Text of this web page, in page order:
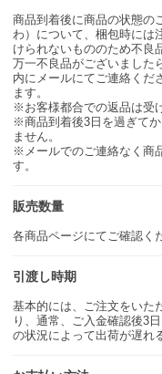
商品到着後に商品の状態の
わ）について、梱包時には
けられないもののため不良
万一不良品がございました
内にメールにてご連絡くだ
ます。
※お客様都合での返品は受
※商品到着後3日を過ぎて
ません。
※メールでのご連絡なく商
す。
販売数量
各商品ページにてご確認く
引渡し時期
基本的には、ご注文をいた
り、通常、ご入金確認後3
の状況によって出荷が遅れ